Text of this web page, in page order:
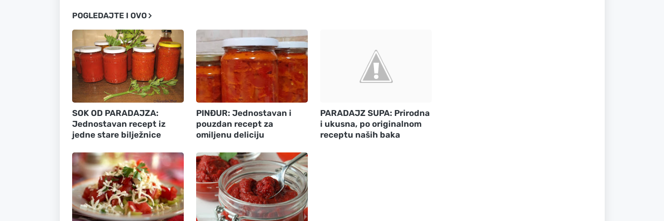
POGLEDAJTE I OVO
SOK OD PARADAJZA:
Jednostavan recept iz
jedne stare bilježnice
PINĐUR: Jednostavan i
pouzdan recept za
omiljenu deliciju
PARADAJZ SUPA: Prirodna
i ukusna, po originalnom
receptu naših baka